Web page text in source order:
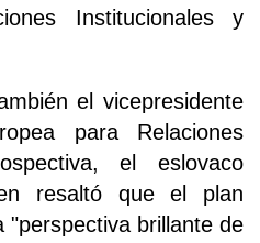
Institucionales y
el vicepresidente
para Relaciones
el eslovaco
resaltó que el plan
"perspectiva brillante de